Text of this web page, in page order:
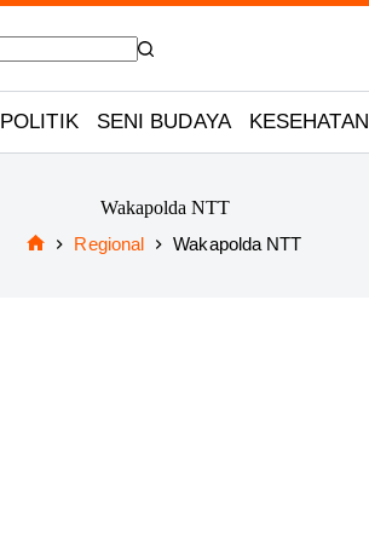
POLITIK SENI BUDAYA KESEHATAN
Wakapolda NTT
Regional Wakapolda NTT